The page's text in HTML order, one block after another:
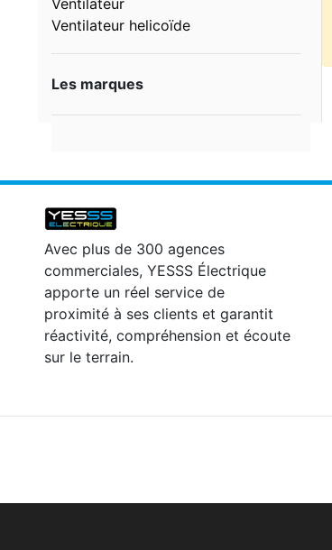
Ventilateur
Ventilateur helicoïde
Les marques
Avec plus de 300 agences
commerciales, YESSS Électrique
apporte un réel service de
proximité à ses clients et garantit
réactivité, compréhension et écoute
sur le terrain.